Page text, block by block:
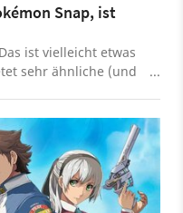
Snap, ist
ist vielleicht etwas
sehr ähnliche (und